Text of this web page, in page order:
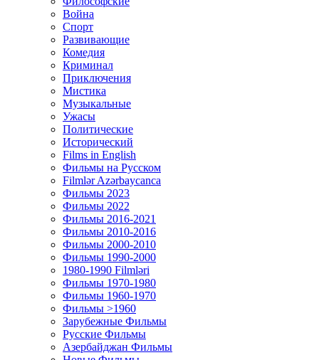
Война
Спорт
Развивающие
Комедия
Криминал
Приключения
Мистика
Музыкальные
Ужасы
Политические
Исторический
Films in English
Фильмы на Русском
Filmlər Azərbaycanca
Фильмы 2023
Фильмы 2022
Фильмы 2016-2021
Фильмы 2010-2016
Фильмы 2000-2010
Фильмы 1990-2000
1980-1990 Filmləri
Фильмы 1970-1980
Фильмы 1960-1970
Фильмы >1960
Зарубежные Фильмы
Русские Фильмы
Азербайджан Фильмы